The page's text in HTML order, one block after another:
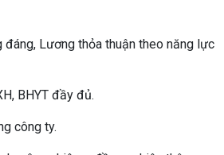
đáng, Lương thỏa thuận theo năng lực
BHYT đầy đủ.
công ty.